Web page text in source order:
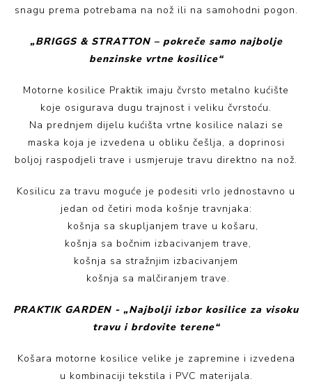
snagu prema potrebama na nož ili na samohodni pogon.
„BRIGGS & STRATTON – pokreče samo najbolje
benzinske vrtne kosilice“
Motorne kosilice Praktik imaju čvrsto metalno kućište
koje osigurava dugu trajnost i veliku čvrstoću.
Na prednjem dijelu kućišta vrtne kosilice nalazi se
maska koja je izvedena u obliku češlja, a doprinosi
boljoj raspodjeli trave i usmjeruje travu direktno na nož.
Kosilicu za travu moguće je podesiti vrlo jednostavno u
jedan od četiri moda košnje travnjaka:
košnja sa skupljanjem trave u košaru,
košnja sa bočnim izbacivanjem trave,
košnja sa stražnjim izbacivanjem
košnja sa malčiranjem trave.
PRAKTIK GARDEN - „Najbolji izbor kosilice za visoku
travu i brdovite terene“
Košara motorne kosilice velike je zapremine i izvedena
u kombinaciji tekstila i PVC materijala.